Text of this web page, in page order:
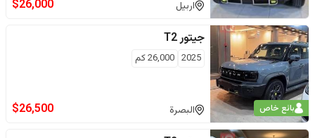
اربيل $26,000
بائع خاص
جيتورT2
2025
26,000كم
البصرة $26,500